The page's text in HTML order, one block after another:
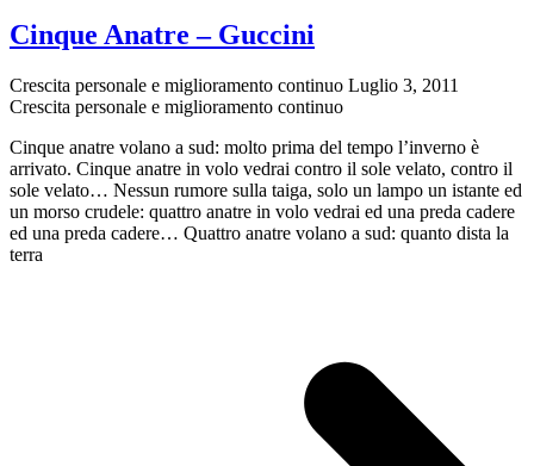
Cinque Anatre – Guccini
Crescita personale e miglioramento continuo Luglio 3, 2011
Crescita personale e miglioramento continuo
Cinque anatre volano a sud: molto prima del tempo l’inverno è
arrivato. Cinque anatre in volo vedrai contro il sole velato, contro il
sole velato… Nessun rumore sulla taiga, solo un lampo un istante ed
un morso crudele: quattro anatre in volo vedrai ed una preda cadere
ed una preda cadere… Quattro anatre volano a sud: quanto dista la
terra